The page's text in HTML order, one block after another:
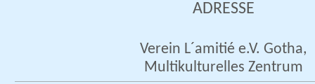
ADRESSE
Verein L´amitié e.V. Gotha,
Multikulturelles Zentrum